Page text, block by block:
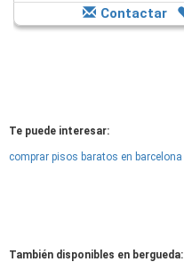
Contactar
Te puede interesar:
comprar pisos baratos en barcelona
También disponibles en bergueda: